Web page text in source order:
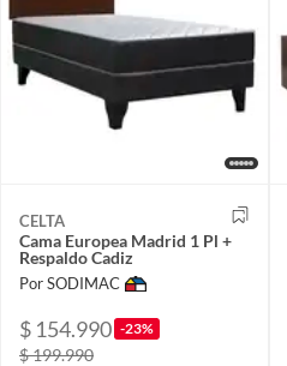
CELTA
Cama Europea Madrid 1 Pl +
Respaldo Cadiz
Por SODIMAC
$ 154.990 -23%
$ 199.990